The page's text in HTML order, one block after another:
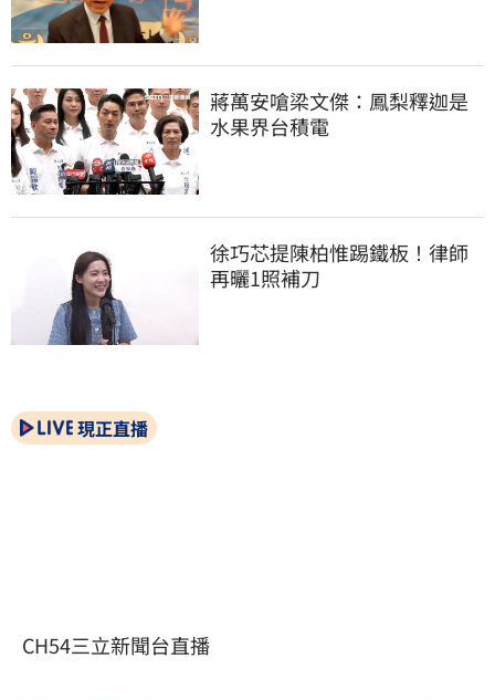
蔣萬安嗆梁文傑：鳳梨釋迦是
水果界台積電
徐巧芯提陳柏惟踢鐵板！律師
再曬1照補刀
現正直播
CH54三立新聞台直播